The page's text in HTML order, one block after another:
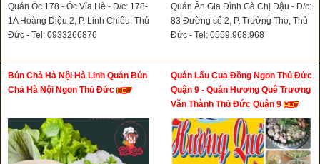
Quán Ốc 178 - Ốc Vỉa Hè - Đ/c: 178-
1A Hoàng Diệu 2, P. Linh Chiểu, Thủ
Đức - Tel: 0933266876
Quán Ăn Gia Đình Gà Chị Dậu - Đ/c:
83 Đường số 2, P. Trường Thọ, Thủ
Đức - Tel: 0559.968.968
Bún Chả Hà Nội Hà Linh Quán Bún
Chả Hà Nội Ngon Thủ Đức
Quán Lẩu Cua Đồng Ngon Thủ Đức
Quận 9 - Quán Hương Quê Trương
Văn Thành Thủ Đức Quận 9